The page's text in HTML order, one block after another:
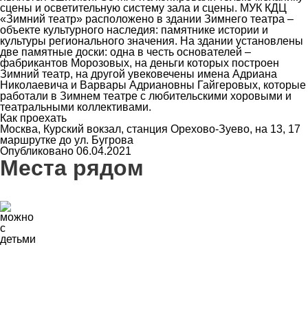
сцены и осветительную систему зала и сцены. МУК КДЦ
«Зимний театр» расположено в здании Зимнего театра –
объекте культурного наследия: памятнике истории и
культуры регионального значения. На здании установлены
две памятные доски: одна в честь основателей –
фабрикантов Морозовых, на деньги которых построен
Зимний театр, на другой увековечены имена Адриана
Николаевича и Варвары Адриановны Гайгеровых, которые
работали в Зимнем театре с любительскими хоровыми и
театральными коллективами.
Как проехать
Москва, Курский вокзал, станция Орехово-Зуево, на 13, 17
маршрутке до ул. Бугрова
Опубликовано 06.04.2021
Места рядом